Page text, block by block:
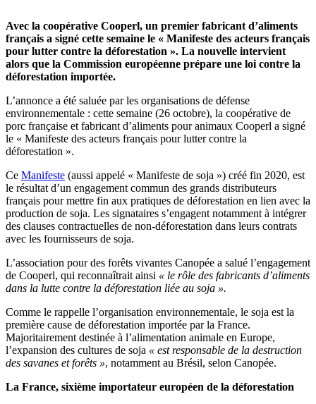
Avec la coopérative Cooperl, un premier fabricant d’aliments
français a signé cette semaine le « Manifeste des acteurs français
pour lutter contre la déforestation ». La nouvelle intervient
alors que la Commission européenne prépare une loi contre la
déforestation importée.
L’annonce a été saluée par les organisations de défense
environnementale : cette semaine (26 octobre), la coopérative de
porc française et fabricant d’aliments pour animaux Cooperl a signé
le « Manifeste des acteurs français pour lutter contre la
déforestation ».
Ce Manifeste (aussi appelé « Manifeste de soja ») créé fin 2020, est
le résultat d’un engagement commun des grands distributeurs
français pour mettre fin aux pratiques de déforestation en lien avec la
production de soja. Les signataires s’engagent notamment à intégrer
des clauses contractuelles de non-déforestation dans leurs contrats
avec les fournisseurs de soja.
L’association pour des forêts vivantes Canopée a salué l’engagement
de Cooperl, qui reconnaîtrait ainsi « le rôle des fabricants d’aliments
dans la lutte contre la déforestation liée au soja ».
Comme le rappelle l’organisation environnementale, le soja est la
première cause de déforestation importée par la France.
Majoritairement destinée à l’alimentation animale en Europe,
l’expansion des cultures de soja « est responsable de la destruction
des savanes et forêts », notamment au Brésil, selon Canopée.
La France, sixième importateur européen de la déforestation